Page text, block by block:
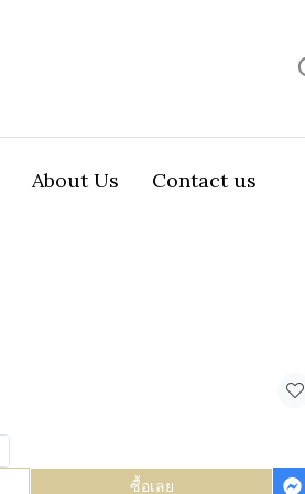
About Us Contact us
ซื้อเลย